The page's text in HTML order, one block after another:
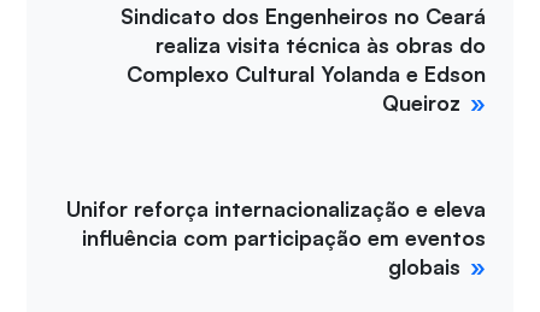
Sindicato dos Engenheiros no Ceará
realiza visita técnica às obras do
Complexo Cultural Yolanda e Edson
Queiroz
Unifor reforça internacionalização e eleva
influência com participação em eventos
globais